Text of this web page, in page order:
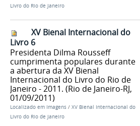
Livro do Rio de Janeiro
XV Bienal Internacional do
Livro 6
Presidenta Dilma Rousseff
cumprimenta populares durante
a abertura da XV Bienal
Internacional do Livro do Rio de
Janeiro - 2011. (Rio de Janeiro-RJ,
01/09/2011)
Localizado em Imagens / XV Bienal Internacional do
Livro do Rio de Janeiro